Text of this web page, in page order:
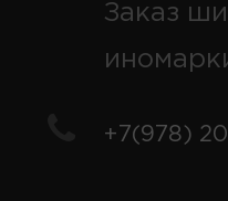
Заказ
+7(978)